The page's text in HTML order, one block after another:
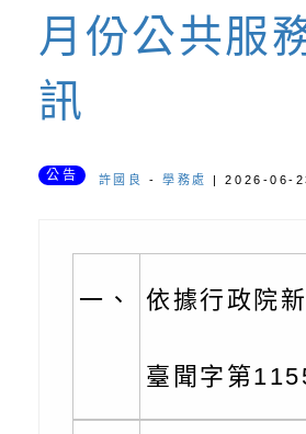
徵件活動」
字稿及LCD
函轉有關身
（CRPD）
約專要文
檢送行政
月份公共
訊
轉知教育
辦理「115
緒學習知能
檢送桃園市
字稿及
函轉有關
6月交通安
份及道安
有關「115
設置防災(
信誼基金
【打噴嚏
檢送桃園
月份公共服
訊
公告 許國良 -學務處 | 2026-06-
一、 依據行政院
臺聞字第